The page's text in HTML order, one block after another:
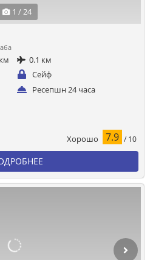
1 / 24
0.1 км
Сейф
Ресепшн 24 часа
Хорошо 7.9 / 10